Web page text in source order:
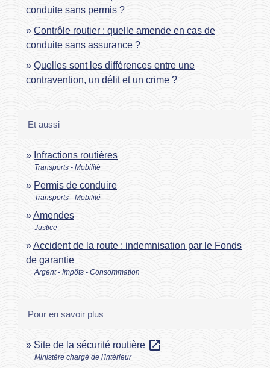
conduite sans permis ?
Contrôle routier : quelle amende en cas de
conduite sans assurance ?
Quelles sont les différences entre une
contravention, un délit et un crime ?
Et aussi
Infractions routières
Transports - Mobilité
Permis de conduire
Transports - Mobilité
Amendes
Justice
Accident de la route : indemnisation par le Fonds
de garantie
Argent - Impôts - Consommation
Pour en savoir plus
Site de la sécurité routière open_in_new
Ministère chargé de l'intérieur